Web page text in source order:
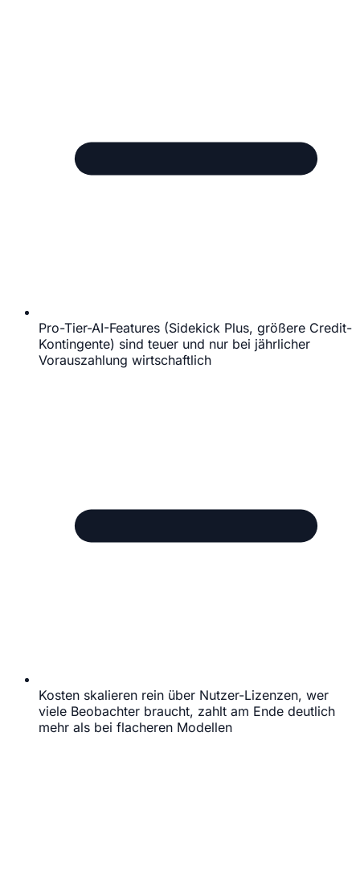
Pro-Tier-AI-Features (Sidekick Plus, größere Credit-
Kontingente) sind teuer und nur bei jährlicher
Vorauszahlung wirtschaftlich
Kosten skalieren rein über Nutzer-Lizenzen, wer
viele Beobachter braucht, zahlt am Ende deutlich
mehr als bei flacheren Modellen